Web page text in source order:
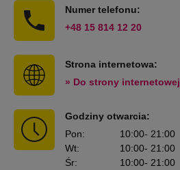
Numer telefonu:
+48 15 814 12 20
Strona internetowa:
» Do strony internetowej
Godziny otwarcia:
Pon: 10:00- 21:00
Wt: 10:00- 21:00
Śr: 10:00- 21:00